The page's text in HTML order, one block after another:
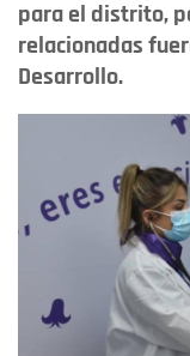
para el distrito,
relacionadas
Desarrollo.